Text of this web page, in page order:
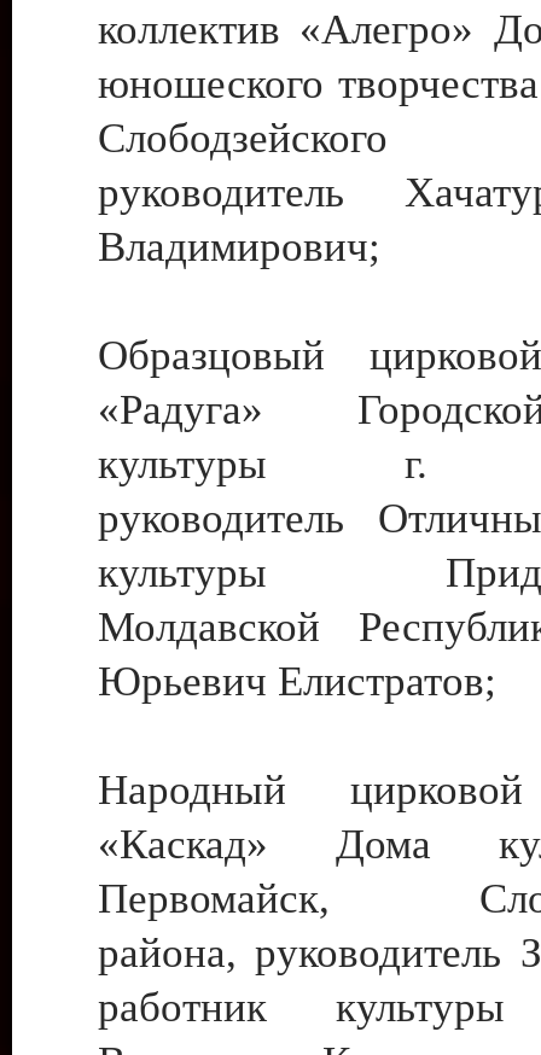
коллектив «Алегро»
юношеского
руководитель
Владимирович;
Образцовый
«Радуга»
культуры г.
руководитель
культуры
Молдавской
Юрьевич Елистратов;
Народный цирковой
«Каскад» Дома
Первомайск,
района, руководитель
работник культуры